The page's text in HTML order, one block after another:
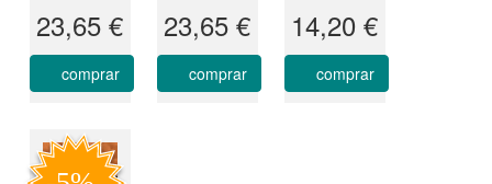
23,65 €
comprar
23,65 €
comprar
14,20 €
comprar